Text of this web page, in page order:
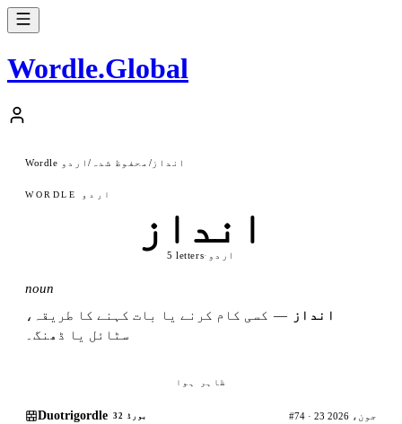
Wordle.Global
Wordle اردو/ محفوظ شدہ / انداز
WORDLE اردو
انداز
5 letters· اردو
noun
انداز
— کسی کام کرنے یا بات کہنے کا طریقہ،
سٹائل یا ڈھنگ۔
ظاہر ہوا
Duotrigordle بورڈ 32 #74 · 23 جون، 2026